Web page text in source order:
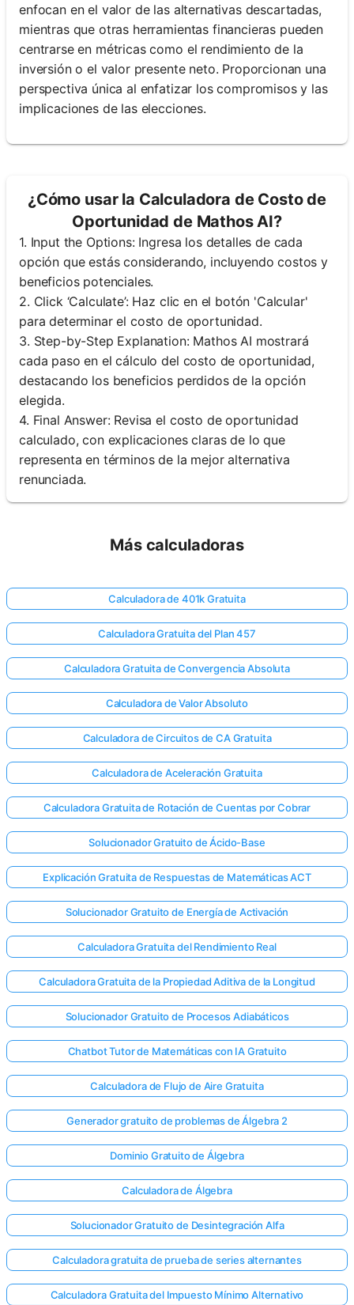
enfocan en el valor de las alternativas descartadas,
mientras que otras herramientas financieras pueden
centrarse en métricas como el rendimiento de la
inversión o el valor presente neto. Proporcionan una
perspectiva única al enfatizar los compromisos y las
implicaciones de las elecciones.
¿Cómo usar la Calculadora de Costo de
Oportunidad de Mathos AI?
1. Input the Options: Ingresa los detalles de cada
opción que estás considerando, incluyendo costos y
beneficios potenciales.
2. Click ‘Calculate’: Haz clic en el botón 'Calcular'
para determinar el costo de oportunidad.
3. Step-by-Step Explanation: Mathos AI mostrará
cada paso en el cálculo del costo de oportunidad,
destacando los beneficios perdidos de la opción
elegida.
4. Final Answer: Revisa el costo de oportunidad
calculado, con explicaciones claras de lo que
representa en términos de la mejor alternativa
renunciada.
Más calculadoras
Calculadora de 401k Gratuita
Calculadora Gratuita del Plan 457
Calculadora Gratuita de Convergencia Absoluta
Calculadora de Valor Absoluto
Calculadora de Circuitos de CA Gratuita
Calculadora de Aceleración Gratuita
Calculadora Gratuita de Rotación de Cuentas por Cobrar
Solucionador Gratuito de Ácido-Base
Explicación Gratuita de Respuestas de Matemáticas ACT
Solucionador Gratuito de Energía de Activación
Calculadora Gratuita del Rendimiento Real
Calculadora Gratuita de la Propiedad Aditiva de la Longitud
Solucionador Gratuito de Procesos Adiabáticos
Chatbot Tutor de Matemáticas con IA Gratuito
Calculadora de Flujo de Aire Gratuita
Generador gratuito de problemas de Álgebra 2
Dominio Gratuito de Álgebra
Calculadora de Álgebra
Solucionador Gratuito de Desintegración Alfa
Calculadora gratuita de prueba de series alternantes
Calculadora Gratuita del Impuesto Mínimo Alternativo